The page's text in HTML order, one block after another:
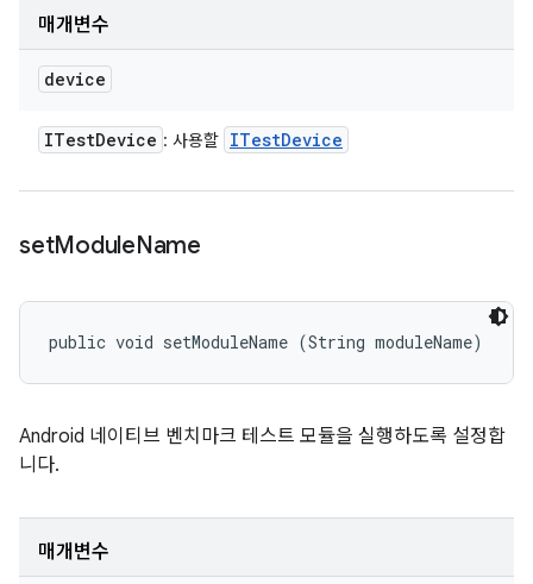
매개변수
device
ITestDevice : 사용할 ITestDevice
setModuleName
public void setModuleName (String moduleName)
Android 네이티브 벤치마크 테스트 모듈을 실행하도록 설정합
니다.
매개변수